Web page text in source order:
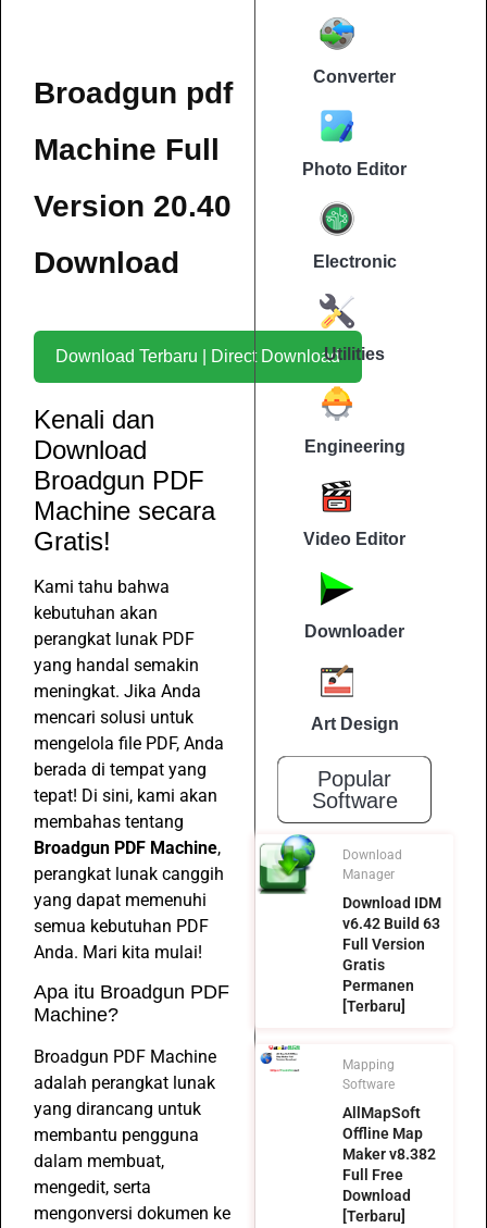
Broadgun pdf
Machine Full
Version 20.40
Download
Download Terbaru | Direct Download
Kenali dan
Download
Broadgun PDF
Machine secara
Gratis!
Kami tahu bahwa
kebutuhan akan
perangkat lunak PDF
yang handal semakin
meningkat. Jika Anda
mencari solusi untuk
mengelola file PDF, Anda
berada di tempat yang
tepat! Di sini, kami akan
membahas tentang
Broadgun PDF Machine,
perangkat lunak canggih
yang dapat memenuhi
semua kebutuhan PDF
Anda. Mari kita mulai!
Apa itu Broadgun PDF
Machine?
Broadgun PDF Machine
adalah perangkat lunak
yang dirancang untuk
membantu pengguna
dalam membuat,
mengedit, serta
mengonversi dokumen ke
Converter
Photo Editor
Electronic
Utilities
Engineering
Video Editor
Downloader
Art Design
Popular
Software
Download
Manager
Download IDM
v6.42 Build 63
Full Version
Gratis
Permanen
[Terbaru]
Mapping
Software
AllMapSoft
Offline Map
Maker v8.382
Full Free
Download
[Terbaru]